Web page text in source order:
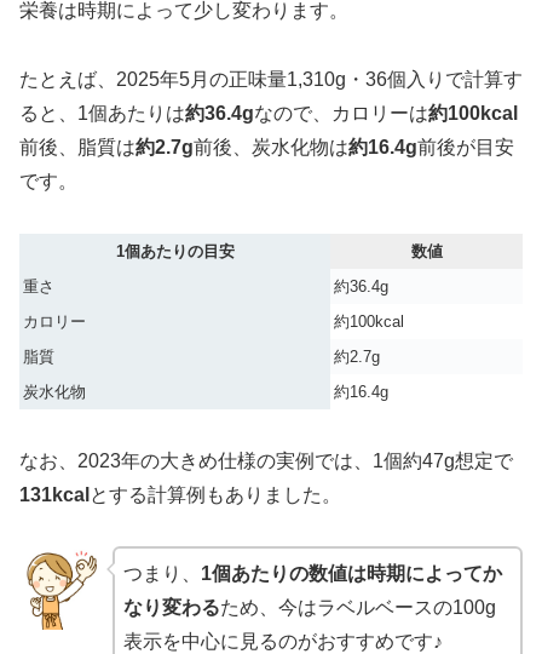
栄養は時期によって少し変わります。
たとえば、2025年5月の正味量1,310g・36個入りで計算す
ると、1個あたりは約36.4gなので、カロリーは約100kcal
前後、脂質は約2.7g前後、炭水化物は約16.4g前後が目安
です。
1個あたりの目安
数値
重さ
約36.4g
カロリー
約100kcal
脂質
約2.7g
炭水化物
約16.4g
なお、2023年の大きめ仕様の実例では、1個約47g想定で
131kcal とする計算例もありました。
つまり、 1個あたりの数値は時期によってか
なり変わるため、今はラベルベースの100g
表示を中心に見るのがおすすめです♪